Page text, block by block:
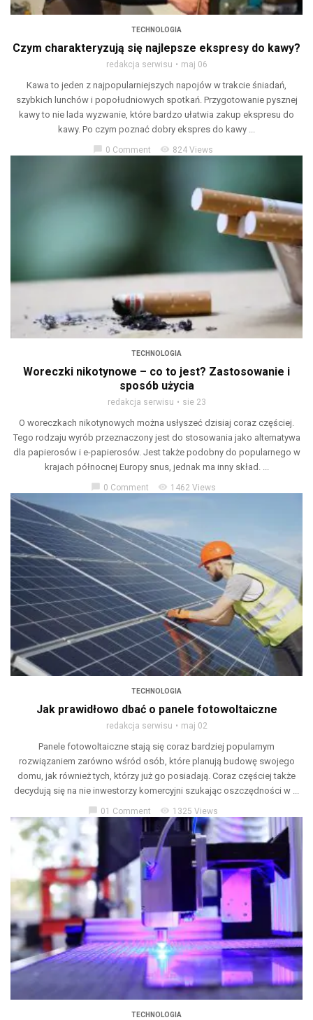
TECHNOLOGIA
Czym charakteryzują się najlepsze ekspresy do kawy?
redakcja serwisu maj 06
Kawa to jeden z najpopularniejszych napojów w trakcie śniadań,
szybkich lunchów i popołudniowych spotkań. Przygotowanie pysznej
kawy to nie lada wyzwanie, które bardzo ułatwia zakup ekspresu do
kawy. Po czym poznać dobry ekspres do kawy ...
0 Comment visibility 824 Views
TECHNOLOGIA
Woreczki nikotynowe – co to jest? Zastosowanie i
sposób użycia
redakcja serwisu sie 23
O woreczkach nikotynowych można usłyszeć dzisiaj coraz częściej.
Tego rodzaju wyrób przeznaczony jest do stosowania jako alternatywa
dla papierosów i e-papierosów. Jest także podobny do popularnego w
krajach północnej Europy snus, jednak ma inny skład. ...
0 Comment visibility 1462 Views
TECHNOLOGIA
Jak prawidłowo dbać o panele fotowoltaiczne
redakcja serwisu maj 02
Panele fotowoltaiczne stają się coraz bardziej popularnym
rozwiązaniem zarówno wśród osób, które planują budowę swojego
domu, jak również tych, którzy już go posiadają. Coraz częściej także
decydują się na nie inwestorzy komercyjni szukając oszczędności w ...
chat_bubble 01 Comment visibility 1325 Views
TECHNOLOGIA